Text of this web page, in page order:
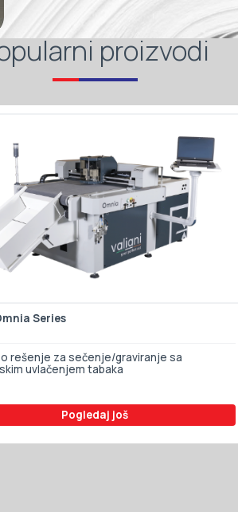
proizvodi
Series
rešenje za sečenje/graviranje sa
uvlačenjem tabaka
Pogledaj još